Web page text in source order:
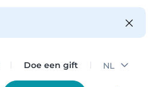
Doe een gift NL